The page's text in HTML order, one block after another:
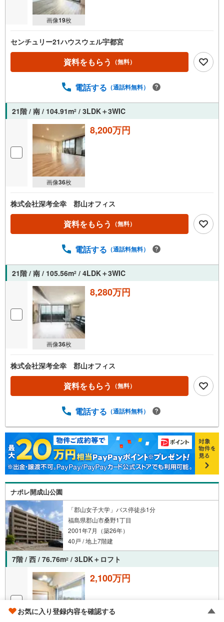
画像19枚
センチュリー21ハウスウェル宇都宮
資料をもらう （無料）
電話する （通話料無料）
21階 / 南 / 104.91m2 / 3LDK＋3WIC
画像36枚
8,200万円
株式会社深考全幸 郡山オフィス
資料をもらう （無料）
電話する （通話料無料）
21階 / 南 / 105.56m2 / 4LDK＋3WIC
画像36枚
8,280万円
株式会社深考全幸 郡山オフィス
資料をもらう （無料）
電話する （通話料無料）
ナポレ開成山公園
「郡山女子大学」バス停徒歩1分
福島県郡山市桑野1丁目
2001年7月（築26年）
40戸 / 地上7階建
7階 / 西 / 76.76m2 / 3LDK＋ロフト
2,100万円
お気に入り登録内容を確認する